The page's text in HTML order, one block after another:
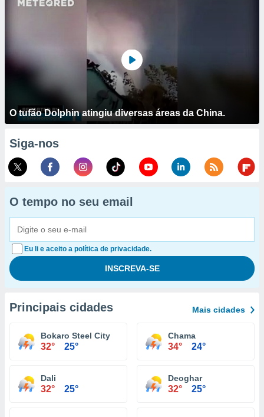
O tufão Dolphin atingiu diversas áreas da China.
Siga-nos
O tempo no seu email
Eu li e aceito a política de privacidade.
Principais cidades Mais cidades
Bokaro Steel City
32° 25°
Chama
34° 24°
Dali
32° 25°
Deoghar
32° 25°